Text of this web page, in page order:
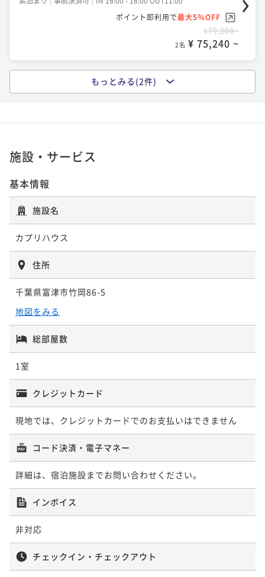
ポイント即利用で最大5％OFF
¥79,200~
2名 ¥ 75,240 ~
【24時間滞在】午前中からのチェックインで1日中楽し
「連泊限定」【6名まで同料金】一棟貸切/富津の別荘
素泊まり 事前決済可
¥ 131,100 ~
もっとみる(2件)
施設・サービス
基本情報
施設名
カプリハウス
住所
千葉県富津市竹岡86-5
地図をみる
総部屋数
1室
クレジットカード
現地では、クレジットカードでのお支払いはできません
コード決済・電子マネー
詳細は、宿泊施設までお問い合わせください。
インボイス
非対応
チェックイン・チェックアウト